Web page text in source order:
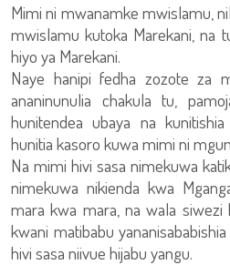
Mimi ni mwanamke mwislamu,
mwislamu kutoka Marekani, na
hiyo ya Marekani.
Naye hanipi fedha zozote za
ananinunulia chakula tu,
hunitendea ubaya na
hunitia kasoro kuwa mimi ni
Na mimi hivi sasa nimekuwa
nimekuwa nikienda kwa
mara kwa mara, na wala siwezi
kwani matibabu
hivi sasa niivue hijabu yangu.